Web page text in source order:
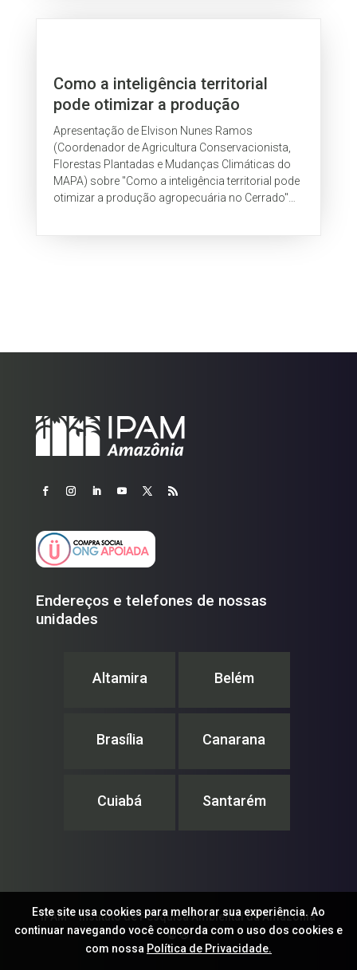
Como a inteligência territorial
pode otimizar a produção
agropecuária no Cerrado
Apresentação de Elvison Nunes Ramos
(Coordenador de Agricultura Conservacionista,
Florestas Plantadas e Mudanças Climáticas do
MAPA) sobre "Como a inteligência territorial pode
otimizar a produção agropecuária no Cerrado"
Endereços e telefones de nossas
unidades
Altamira Belém
Brasília Canarana
Cuiabá Santarém
IPAM – Instituto de Pesquisa Ambiental da Amazônia
© ®
Este site usa cookies para melhorar sua experiência. Ao
continuar navegando você concorda com o uso dos cookies e
com nossa Política de Privacidade.